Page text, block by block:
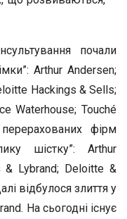
почали
Arthur Andersen;
Hackings & Sells;
Waterhouse; Touché
фірм
шістку”: Arthur
& Lybrand; Deloitte &
відбулося злиття у
На сьогодні існує